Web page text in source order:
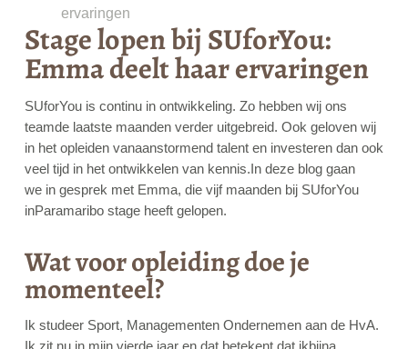
ervaringen
Stage lopen bij SUforYou:
Emma deelt haar ervaringen
SUforYou is continu in ontwikkeling. Zo hebben wij ons
teamde laatste maanden verder uitgebreid. Ook geloven wij
in het opleiden vanaanstormend talent en investeren dan ook
veel tijd in het ontwikkelen van kennis.In deze blog gaan
we in gesprek met Emma, die vijf maanden bij SUforYou
inParamaribo stage heeft gelopen.
Wat voor opleiding doe je
momenteel?
Ik studeer Sport, Managementen Ondernemen aan de HvA.
Ik zit nu in mijn vierde jaar en dat betekent dat ikbijna